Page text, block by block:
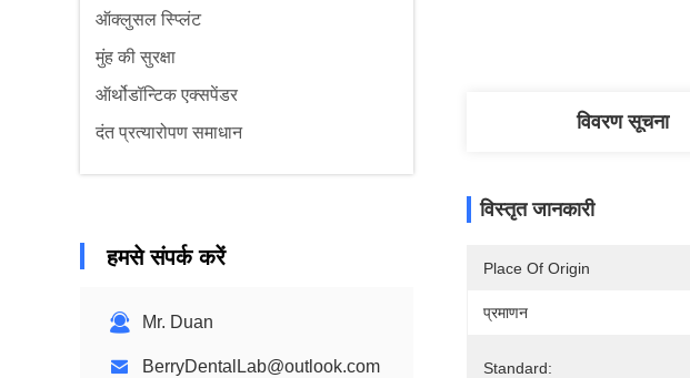
ऑक्लुसल स्प्लिंट
मुंह की सुरक्षा
ऑर्थोडॉन्टिक एक्सपेंडर
दंत प्रत्यारोपण समाधान
हमसे संपर्क करें
Mr. Duan
BerryDentalLab@outlook.com
विवरण सूचना
विस्तृत जानकारी
Place Of Origin
प्रमाणन
Standard: